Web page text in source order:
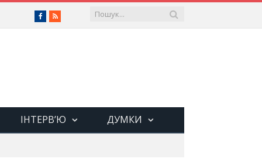
Facebook
RSS
ІНТЕРВ’Ю ДУМКИ